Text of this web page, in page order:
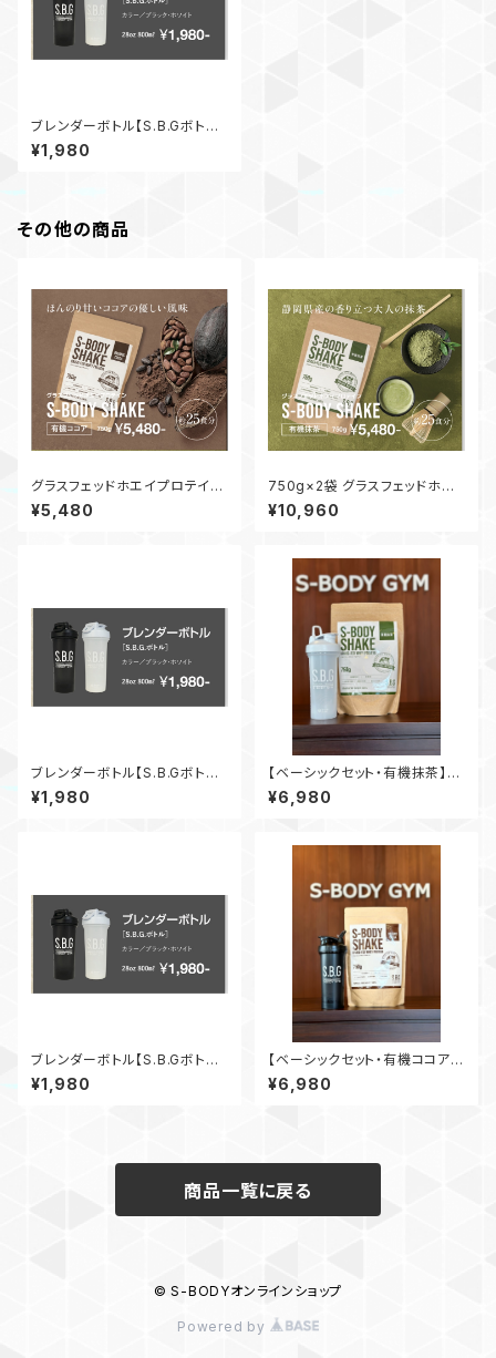
ブレンダーボトル【S.B.Gボトル】
ホワイト 28oz 800ml
¥1,980
その他の商品
グラスフェッドホエイプロテイン
【S-BODY SHAKE】有機ココア
750g
¥5,480
750g×2袋 グラスフェッドホエ
イプロテイン【S-BODY SHAK
E】有機抹茶
¥10,960
ブレンダーボトル【S.B.Gボトル】
ブラック 28oz 800ml
¥1,980
【ベーシックセット・有機抹茶】
S-BODY SHAKE 750g × S.
B.Gボトル
¥6,980
ブレンダーボトル【S.B.Gボトル】
ホワイト 28oz 800ml
¥1,980
【ベーシックセット・有機ココア】
S-BODY SHAKE 750g ×
S.B.Gボトル
¥6,980
商品一覧に戻る
© S-BODYオンラインショップ
Powered by